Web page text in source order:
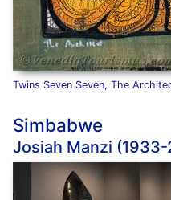
Twins Seven Seven, The
Simbabwe
Josiah Manzi